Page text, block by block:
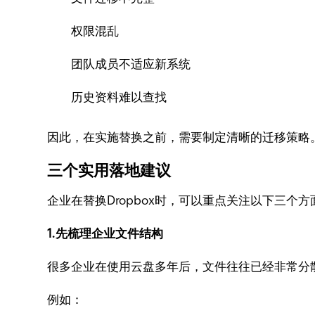
权限混乱
团队成员不适应新系统
历史资料难以查找
因此，在实施替换之前，需要制定清晰的迁移策略。
三个实用落地建议
企业在替换Dropbox时，可以重点关注以下三个方
1.先梳理企业文件结构
很多企业在使用云盘多年后，文件往往已经非常分
例如：